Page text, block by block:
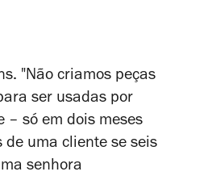
"Não criamos peças
ser usadas por
– só em dois meses
uma cliente se seis
senhora